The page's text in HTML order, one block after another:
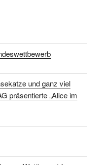
und ganz viel
präsentierte „Alice im